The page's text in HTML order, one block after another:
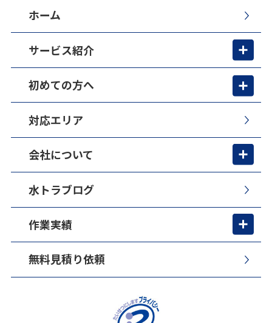
ホーム
サービス紹介
初めての方へ
対応エリア
会社について
水トラブログ
作業実績
無料見積り依頼